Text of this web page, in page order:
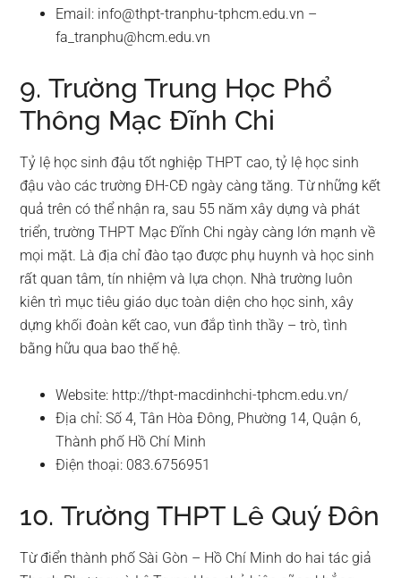
Email: info@thpt-tranphu-tphcm.edu.vn –
fa_tranphu@hcm.edu.vn
9. Trường Trung Học Phổ
Thông Mạc Đĩnh Chi
Tỷ lệ học sinh đậu tốt nghiệp THPT cao, tỷ lệ học sinh
đậu vào các trường ĐH-CĐ ngày càng tăng. Từ những kết
quả trên có thể nhận ra, sau 55 năm xây dựng và phát
triển, trường THPT Mạc Đĩnh Chi ngày càng lớn mạnh về
mọi mặt. Là địa chỉ đào tạo được phụ huynh và học sinh
rất quan tâm, tín nhiệm và lựa chọn. Nhà trường luôn
kiên trì mục tiêu giáo dục toàn diện cho học sinh, xây
dựng khối đoàn kết cao, vun đắp tình thầy – trò, tình
bằng hữu qua bao thế hệ.
Website: http://thpt-macdinhchi-tphcm.edu.vn/
Địa chỉ: Số 4, Tân Hòa Đông, Phường 14, Quận 6,
Thành phố Hồ Chí Minh
Điện thoại: 083.6756951
10. Trường THPT Lê Quý Đôn
Từ điển thành phố Sài Gòn – Hồ Chí Minh do hai tác giả